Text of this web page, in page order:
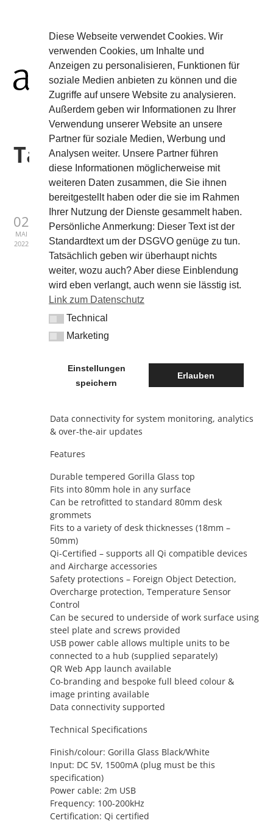
Tag:Gorilla
02
MAI
2022
AIR0467W
Gorilla Glass
Made of durable tempered Gorilla Glass, this
Wireless Surface Charger provides a seamless
surface integration into any desk or tabletop for a
white finish.
Available with:
QR Web App launch for mobile services &
marketing initiatives
Data connectivity for system monitoring, analytics
& over-the-air updates
Features
Durable tempered Gorilla Glass top
Fits into 80mm hole in any surface
Can be retrofitted to standard 80mm desk
grommets
Fits to a variety of desk thicknesses (18mm –
50mm)
Qi-Certified – supports all Qi compatible devices
and Aircharge accessories
Safety protections – Foreign Object Detection,
Overcharge protection, Temperature Sensor
Control
Can be secured to underside of work surface using
steel plate and screws provided
USB power cable allows multiple units to be
connected to a hub (supplied separately)
QR Web App launch available
Co-branding and bespoke full bleed colour &
image printing available
Data connectivity supported
Technical Specifications
Finish/colour: Gorilla Glass Black/White
Input: DC 5V, 1500mA (plug must be this
specification)
Power cable: 2m USB
Frequency: 100-200kHz
Certification: Qi certified
Diese Webseite verwendet Cookies. Wir
verwenden Cookies, um Inhalte und
Anzeigen zu personalisieren, Funktionen für
soziale Medien anbieten zu können und die
Zugriffe auf unsere Website zu analysieren.
Außerdem geben wir Informationen zu Ihrer
Verwendung unserer Website an unsere
Partner für soziale Medien, Werbung und
Analysen weiter. Unsere Partner führen
diese Informationen möglicherweise mit
weiteren Daten zusammen, die Sie ihnen
bereitgestellt haben oder die sie im Rahmen
Ihrer Nutzung der Dienste gesammelt haben.
Persönliche Anmerkung: Dieser Text ist der
Standardtext um der DSGVO genüge zu tun.
Tatsächlich geben wir überhaupt nichts
weiter, wozu auch? Aber diese Einblendung
wird eben verlangt, auch wenn sie lässtig ist.
Link zum Datenschutz
TechnicalTechnical
MarketingMarketing
Einstellungen
speichern
Erlauben